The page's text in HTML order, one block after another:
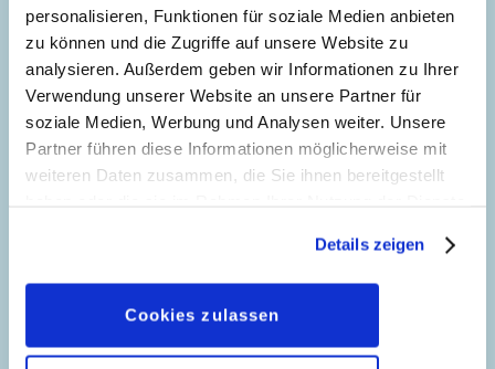
personalisieren, Funktionen für soziale Medien anbieten
zu können und die Zugriffe auf unsere Website zu
analysieren. Außerdem geben wir Informationen zu Ihrer
Verwendung unserer Website an unsere Partner für
soziale Medien, Werbung und Analysen weiter. Unsere
Partner führen diese Informationen möglicherweise mit
weiteren Daten zusammen, die Sie ihnen bereitgestellt
geben, können Sie diese jederzeit in der
Datenschutzerklärungwieder widerrufen.
Details zeigen
Cookies zulassen